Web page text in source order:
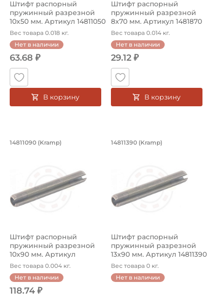
Штифт распорный
пружинный разрезной
10х50 мм. Артикул 14811050
(Kramp)
Вес товара 0.018 кг.
Нет в наличии
63.68 ₽
В корзину
Штифт распорный
пружинный разрезной
8x70 мм. Артикул 1481870
(Kramp)
Вес товара 0.014 кг.
Нет в наличии
29.12 ₽
В корзину
Штифт распорный пружинный
14811090 (Kramp)
Штифт распорный
пружинный разрезной
10х90 мм. Артикул
14811090 (Kramp)
Вес товара 0.004 кг.
Нет в наличии
118.74 ₽
Штифт распорный
14811390 (Kramp)
Штифт распорный
пружинный разрезной
13x90 мм. Артикул 14811390
(Kramp)
Вес товара 0 кг.
Нет в наличии